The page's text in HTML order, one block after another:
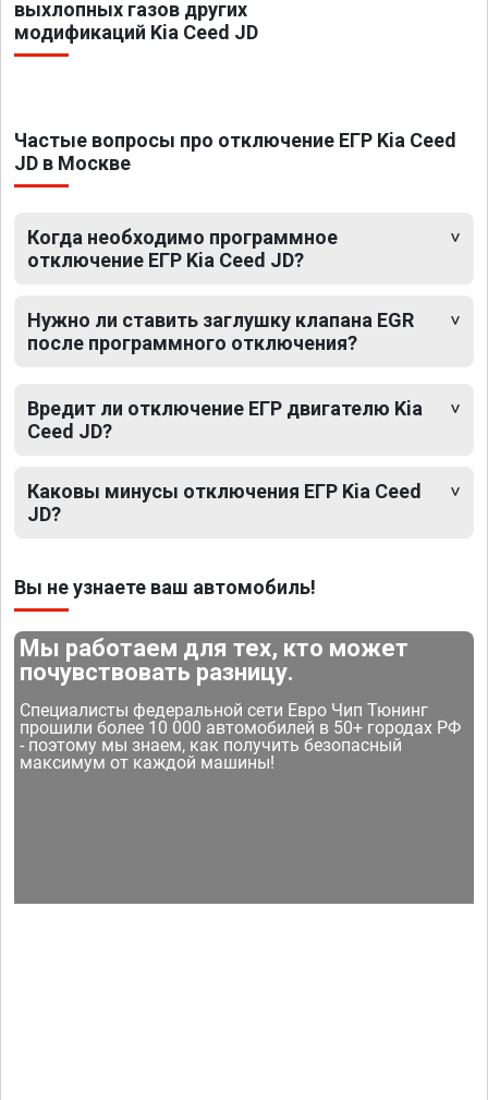
выхлопных газов других
модификаций Kia Ceed JD
Частые вопросы про отключение ЕГР Kia Ceed
JD в Москве
Когда необходимо программное
отключение ЕГР Kia Ceed JD?
Нужно ли ставить заглушку клапана EGR
после программного отключения?
Вредит ли отключение ЕГР двигателю Kia
Ceed JD?
Каковы минусы отключения ЕГР Kia Ceed
JD?
Вы не узнаете ваш автомобиль!
Мы работаем для тех, кто может
почувствовать разницу.
Специалисты федеральной сети Евро Чип Тюнинг
прошили более 10 000 автомобилей в 50+ городах РФ
- поэтому мы знаем, как получить безопасный
максимум от каждой машины!